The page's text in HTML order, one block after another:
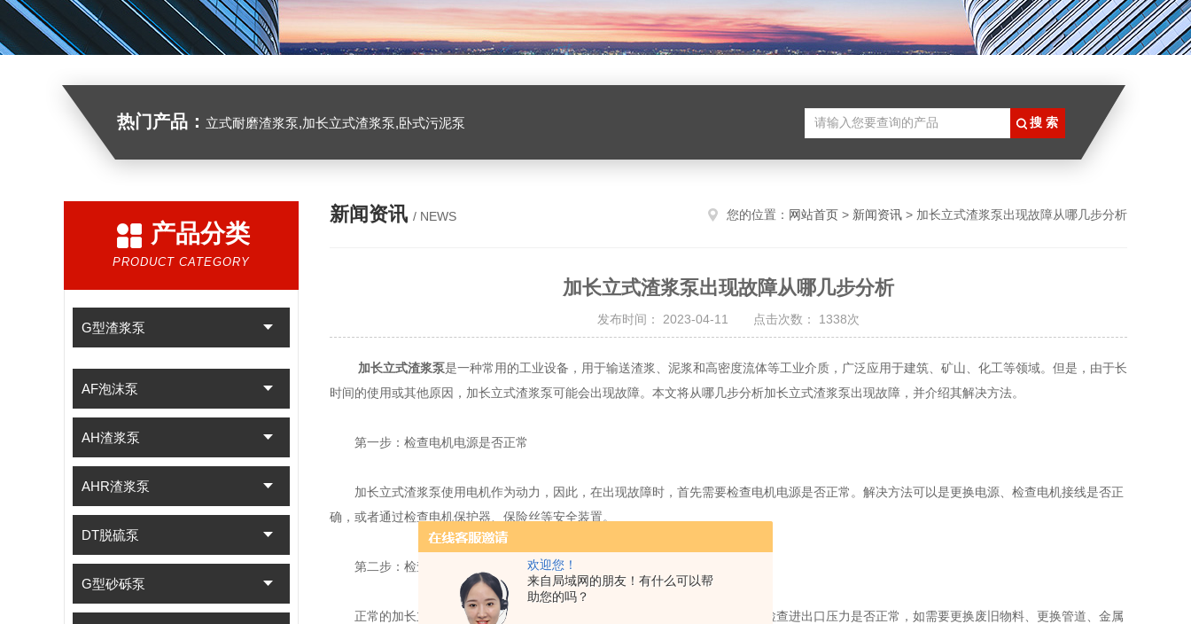
欢迎您！
来自局域网的朋友！有什么可以帮
助您的吗？
热门产品： 立式耐磨渣浆泵,加长立式渣浆泵,卧式污泥泵
产品分类
PRODUCT CATEGORY
G型渣浆泵
AF泡沫泵
AH渣浆泵
AHR渣浆泵
DT脱硫泵
G型砂砾泵
新闻资讯 / NEWS 您的位置： 网站首页 > 新闻资讯 > 加长立式渣浆泵出现故障从哪几步分析
加长立式渣浆泵出现故障从哪几步分析
发布时间： 2023-04-11 点击次数： 1338次
加长立式渣浆泵是一种常用的工业设备，用于输送渣浆、泥浆和高密度流体等工业介质，广泛应用于建筑、矿山、化工等领域。但是，由于长
时间的使用或其他原因，加长立式渣浆泵可能会出现故障。本文将从哪几步分析加长立式渣浆泵出现故障，并介绍其解决方法。
第一步：检查电机电源是否正常
加长立式渣浆泵使用电机作为动力，因此，在出现故障时，首先需要检查电机电源是否正常。解决方法可以是更换电源、检查电机接线是否正
确，或者通过检查电机保护器、保险丝等安全装置。
第二步：检查进出口压力是否正常
正常的加长立式渣浆泵，其进出口压力应该是平衡的。在出现故障时，需要检查进出口压力是否正常，如需要更换废旧物料、更换管道、金属